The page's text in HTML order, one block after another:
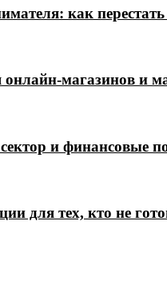
как
и
и финансовые
для тех, кто не